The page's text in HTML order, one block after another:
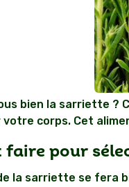
bien la sarriette ?
corps. Cet
faire pour
la sarriette se fera